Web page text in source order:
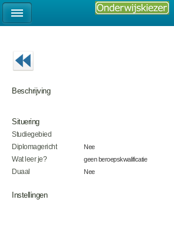
Beschrijving
Situering
Studiegebied
Diplomagericht
Nee
Wat leer je?
geen beroepskwalificatie
Duaal
Nee
Instellingen